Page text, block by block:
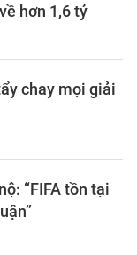
hơn 1,6 tỷ
chay mọi giải
“FIFA tồn tại